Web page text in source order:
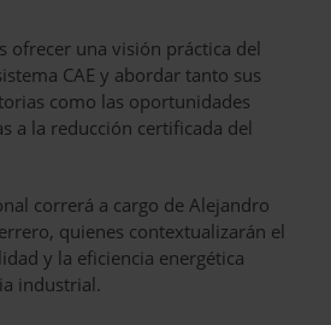
ofrecer una visión práctica del
CAE y abordar tanto sus
como las oportunidades
a la reducción certificada del
correrá a cargo de Alejandro
quienes contextualizarán el
y la eficiencia energética
industrial.